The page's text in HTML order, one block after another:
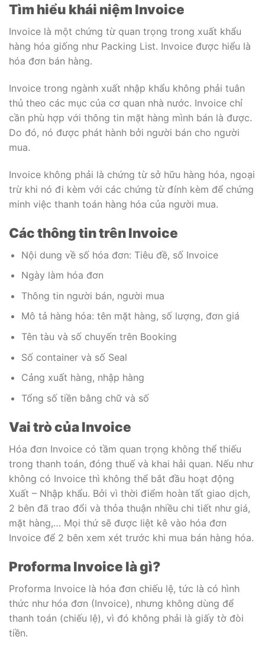
Tìm hiểu khái niệm Invoice
Invoice là một chứng từ quan trọng trong xuất khẩu
hàng hóa giống như Packing List. Invoice được hiểu là
hóa đơn bán hàng.
Invoice trong ngành xuất nhập khẩu không phải tuân
thủ theo các mục của cơ quan nhà nước. Invoice chỉ
cần phù hợp với thông tin mặt hàng mình bán là được.
Do đó, nó được phát hành bởi người bán cho người
mua.
Invoice không phải là chứng từ sở hữu hàng hóa, ngoại
trừ khi nó đi kèm với các chứng từ đính kèm để chứng
minh việc thanh toán hàng hóa của người mua.
Các thông tin trên Invoice
Nội dung về số hóa đơn: Tiêu đề, số Invoice
Ngày làm hóa đơn
Thông tin người bán, người mua
Mô tả hàng hóa: tên mặt hàng, số lượng, đơn giá
Tên tàu và số chuyến trên Booking
Số container và số Seal
Cảng xuất hàng, nhập hàng
Tổng số tiền bằng chữ và số
Vai trò của Invoice
Hóa đơn Invoice có tầm quan trọng không thể thiếu
trong thanh toán, đóng thuế và khai hải quan. Nếu như
không có Invoice thì không thể bắt đầu hoạt động
Xuất – Nhập khẩu. Bởi vì thời điểm hoàn tất giao dịch,
2 bên đã trao đổi và thỏa thuận nhiều chi tiết như giá,
mặt hàng,… Mọi thứ sẽ được liệt kê vào hóa đơn
Invoice để 2 bên xem xét trước khi mua bán hàng hóa.
Proforma Invoice là gì?
Proforma Invoice là hóa đơn chiếu lệ, tức là có hình
thức như hóa đơn (Invoice), nhưng không dùng để
thanh toán (chiếu lệ), vì đó không phải là giấy tờ đòi
tiền.